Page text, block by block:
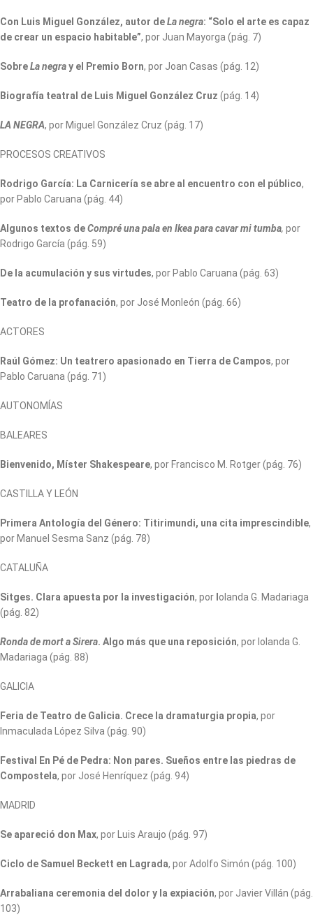
Con Luis Miguel González, autor deLa negra: “Solo el arte es capaz
de crear un espacio habitable”, por Juan Mayorga (pág. 7)
SobreLa negray el Premio Born, por Joan Casas (pág. 12)
Biografía teatral de Luis Miguel González Cruz (pág. 14)
LA NEGRA, por Miguel González Cruz (pág. 17)
PROCESOS CREATIVOS
Rodrigo García: La Carnicería se abre al encuentro con el público,
por Pablo Caruana (pág. 44)
Algunos textos deCompré una pala en Ikea para cavar mi tumba, por
Rodrigo García (pág. 59)
De la acumulación y sus virtudes, por Pablo Caruana (pág. 63)
Teatro de la profanación, por José Monleón (pág. 66)
ACTORES
Raúl Gómez: Un teatrero apasionado en Tierra de Campos, por
Pablo Caruana (pág. 71)
AUTONOMÍAS
BALEARES
Bienvenido, Míster Shakespeare, por Francisco M. Rotger (pág. 76)
CASTILLA Y LEÓN
Primera Antología del Género: Titirimundi, una cita imprescindible,
por Manuel Sesma Sanz (pág. 78)
CATALUÑA
Sitges. Clara apuesta por la investigación, por olanda G. Madariaga
(pág. 82)
Ronda de mort a Sirera. Algo más que una reposición, por Iolanda G.
Madariaga (pág. 88)
GALICIA
Feria de Teatro de Galicia. Crece la dramaturgia propia, por
Inmaculada López Silva (pág. 90)
Festival En Pé de Pedra: Non pares. Sueños entre las piedras de
Compostela, por José Henríquez (pág. 94)
MADRID
Se apareció don Max, por Luis Araujo (pág. 97)
Ciclo de Samuel Beckett en Lagrada, por Adolfo Simón (pág. 100)
Arrabaliana ceremonia del dolor y la expiación, por Javier Villán (pág.
103)